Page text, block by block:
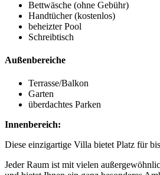
Bettwäsche (ohne Gebühr)
Handtücher (kostenlos)
beheizter Pool
Schreibtisch
Außenbereiche
Terrasse/Balkon
Garten
überdachtes Parken
Innenbereich:
Diese einzigartige Villa bietet Platz für
Jeder Raum ist mit vielen